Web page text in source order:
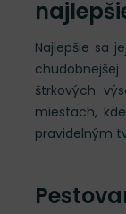
Najlepšie sa
štrkových
miestach,
pravidelným